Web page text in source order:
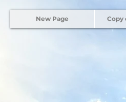
New Page Copy